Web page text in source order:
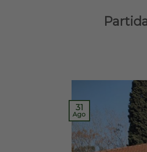
31
Ago